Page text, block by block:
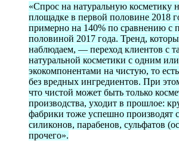
«Спрос на натуральную косметику
площадке в первой половине 2018
примерно на 140% по сравнению с
половиной 2017 года. Тренд,
наблюдаем, — переход клиентов с
натуральной косметики с одним
экокомпонентами на чистую, то
без вредных ингредиентов. При
что чистой может быть только
производства, уходит в прошлое:
фабрики тоже успешно производят
силиконов, парабенов, сульфатов
прочего».